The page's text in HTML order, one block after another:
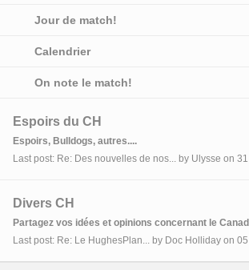
Jour de match!
Calendrier
On note le match!
Espoirs du CH
Espoirs, Bulldogs, autres....
Last post: Re: Des nouvelles de nos... by Ulysse on
Divers CH
Partagez vos idées et opinions concernant le
Last post: Re: Le HughesPlan... by Doc Holliday on